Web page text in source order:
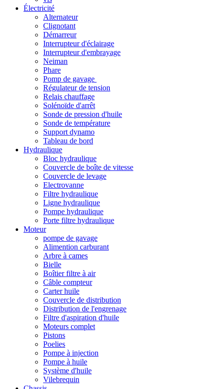
Électricité
Alternateur
Clignotant
Démarreur
Interrupteur d'éclairage
Interrupteur d'embrayage
Neiman
Phare
Pomp de gavage
Régulateur de tension
Relais chauffage
Solénoïde d'arrêt
Sonde de pression d'huile
Sonde de température
Support dynamo
Tableau de bord
Hydraulique
Bloc hydraulique
Couvercle de boîte de vitesse
Couvercle de levage
Electrovanne
Filtre hydraulique
Ligne hydraulique
Pompe hydraulique
Porte filtre hydraulique
Moteur
pompe de gavage
Alimention carburant
Arbre à cames
Bielle
Boîtier filtre à air
Câble compteur
Carter huile
Couvercle de distribution
Distribution de l'engrenage
Filtre d'aspiration d'huile
Moteurs complet
Pistons
Poelies
Pompe à injection
Pompe à huile
Système d'huile
Vilebrequin